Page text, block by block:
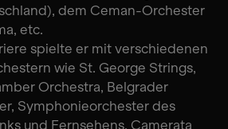
dem Ceman-Orchester
etc.
spielte er mit verschiedenen
wie St. George Strings,
Orchestra, Belgrader
Symphonieorchester des
und Fernsehens, Camerata